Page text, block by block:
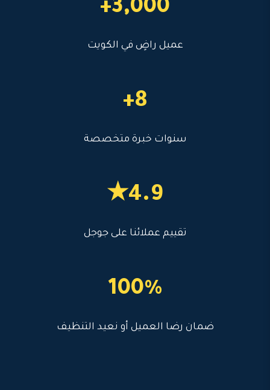
3,000+
عميل راضٍ في الكويت
8+
سنوات خبرة متخصصة
4.9★
تقييم عملائنا على جوجل
100%
ضمان رضا العميل أو نعيد التنظيف